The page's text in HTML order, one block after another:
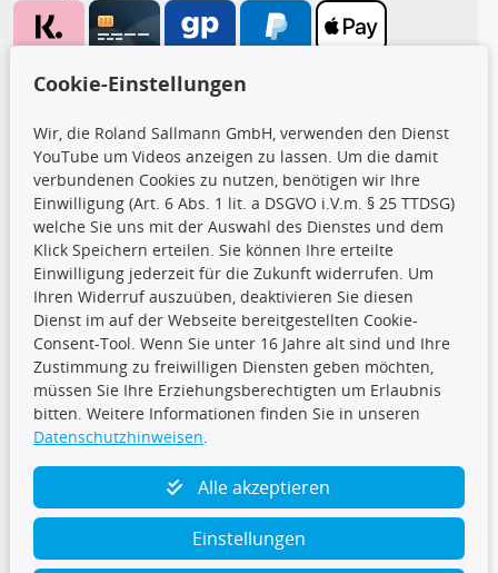
CARAT Gruppe
Folge uns
TecDoc Inside
Cookie-Einstellungen
Wir, die Roland Sallmann GmbH, verwenden den Dienst
YouTube um Videos anzeigen zu lassen. Um die damit
verbundenen Cookies zu nutzen, benötigen wir Ihre
Einwilligung (Art. 6 Abs. 1 lit. a DSGVO i.V.m. § 25 TTDSG)
welche Sie uns mit der Auswahl des Dienstes und dem
Klick Speichern erteilen. Sie können Ihre erteilte
Einwilligung jederzeit für die Zukunft widerrufen. Um
Ihren Widerruf auszuüben, deaktivieren Sie diesen
Dienst im auf der Webseite bereitgestellten Cookie-
Consent-Tool. Wenn Sie unter 16 Jahre alt sind und Ihre
Zustimmung zu freiwilligen Diensten geben möchten,
müssen Sie Ihre Erziehungsberechtigten um Erlaubnis
bitten. Weitere Informationen finden Sie in unseren
Datenschutzhinweisen
Alle akzeptieren
Einstellungen